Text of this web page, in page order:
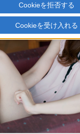
Cookieを拒否する
Cookieを受け入れる